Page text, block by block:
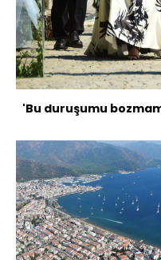
'Bu duruşumu